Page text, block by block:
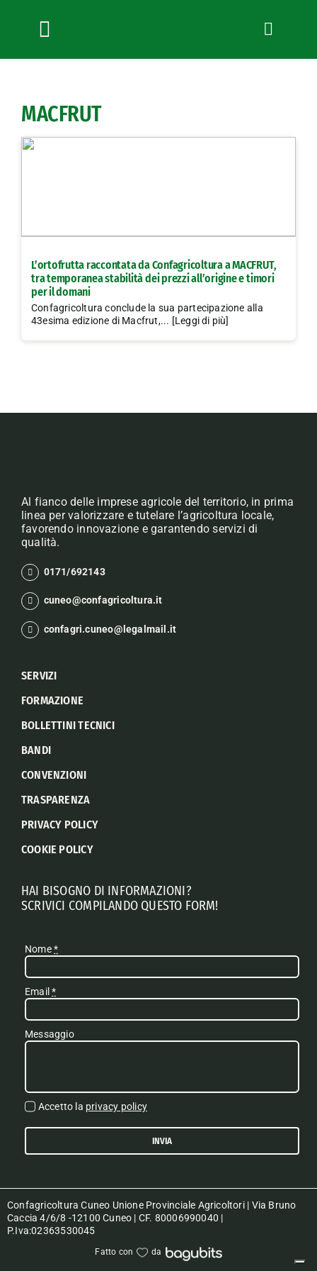
Toggle
Navigation
News
Bandi
Lavora con noi
Contatti
MACFRUT
L’ortofrutta raccontata da Confagricoltura a MACFRUT,
tra temporanea stabilità dei prezzi all’origine e timori
per il domani
Confagricoltura conclude la sua partecipazione alla
43esima edizione di Macfrut,... [Leggi di più]
Al fianco delle imprese agricole del territorio, in prima
linea per valorizzare e tutelare l’agricoltura locale,
favorendo innovazione e garantendo servizi di
qualità.
0171/692143
cuneo@confagricoltura.it
confagri.cuneo@legalmail.it
SERVIZI
FORMAZIONE
BOLLETTINI TECNICI
BANDI
CONVENZIONI
TRASPARENZA
PRIVACY POLICY
COOKIE POLICY
HAI BISOGNO DI INFORMAZIONI?
SCRIVICI COMPILANDO QUESTO FORM!
Nome*
Email*
Messaggio
Accetto la privacy policy
INVIA
Confagricoltura Cuneo Unione Provinciale Agricoltori | Via Bruno
Caccia 4/6/8 -12100 Cuneo | CF. 80006990040 |
P.Iva:02363530045
Fatto con da